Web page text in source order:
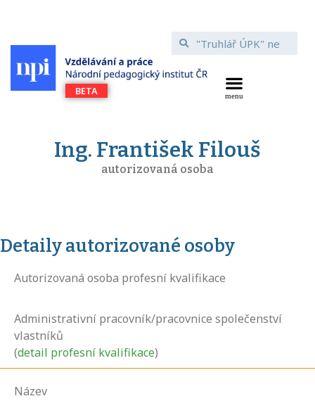
Ing. František Filouš
autorizovaná osoba
Detaily autorizované osoby
Autorizovaná osoba profesní kvalifikace
Administrativní pracovník/pracovnice společenství
vlastníků
(detail profesní kvalifikace)
Název